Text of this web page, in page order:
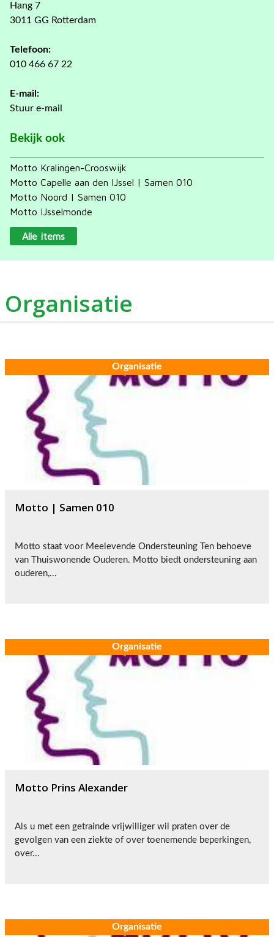
Hang 7
3011 GG Rotterdam
Telefoon:
010 466 67 22
E-mail:
Stuur e-mail
Bekijk ook
Motto Kralingen-Crooswijk
Motto Capelle aan den IJssel | Samen 010
Motto Noord | Samen 010
Motto IJsselmonde
Alle items
Organisatie
Organisatie
Organisatie
Motto Prins Alexander
Als u met een getrainde vrijwilliger wil praten over de
gevolgen van een ziekte of over toenemende beperkingen,
over...
Organisatie
Motto | Samen 010
Motto staat voor Meelevende Ondersteuning Ten behoeve
van Thuiswonende Ouderen. Motto biedt ondersteuning aan
ouderen,...